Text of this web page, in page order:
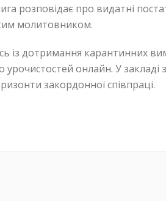
розповідає про видатні
молитовником.
із дотримання карантинних
онлайн. У закладі
закордонної співпраці.